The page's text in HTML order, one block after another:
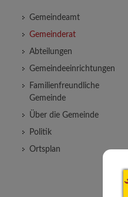
Gemeindeamt
Gemeinderat
Abteilungen
Gemeindeeinrichtungen
Familienfreundliche
Gemeinde
Über die Gemeinde
Politik
Ortsplan